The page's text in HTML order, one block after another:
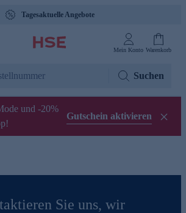
Tagesaktuelle Angebote
Mein Konto Warenkorb
Suchen
und -20%
Gutschein aktivieren
Sie uns, wir